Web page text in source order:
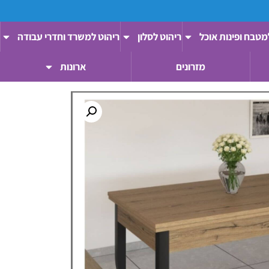
ופינות אוכל ריהוט לסלון ריהוט למשרד וחדרי עבודה
מזרונים ארונות